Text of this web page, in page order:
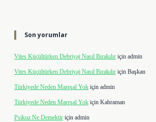
Son yorumlar
Vites Küçültürken Debriyaj Nasıl Bırakılır için admin
Vites Küçültürken Debriyaj Nasıl Bırakılır için Başkan
Türkiyede Neden Mareşal Yok için admin
Türkiyede Neden Mareşal Yok için Kahraman
Psikoz Ne Demektir için admin